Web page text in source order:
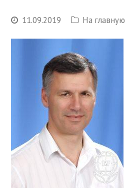
11.09.2019 На главную